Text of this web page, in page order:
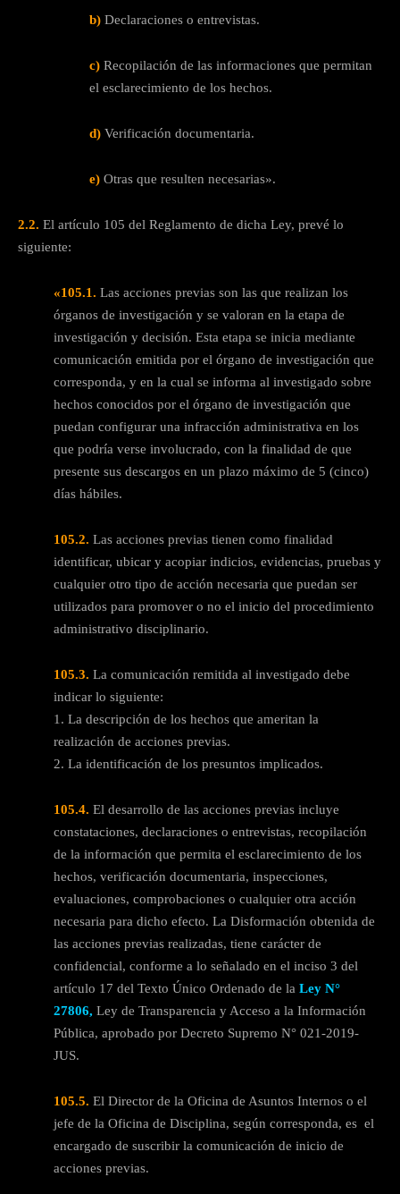
b) Declaraciones o entrevistas.
c) Recopilación de las informaciones que permitan
el esclarecimiento de los hechos.
d) Verificación documentaria.
e) Otras que resulten necesarias».
2.2. El artículo 105 del Reglamento de dicha Ley, prevé lo
siguiente:
«105.1. Las acciones previas son las que realizan los
órganos de investigación y se valoran en la etapa de
investigación y decisión. Esta etapa se inicia mediante
comunicación emitida por el órgano de investigación que
corresponda, y en la cual se informa al investigado sobre
hechos conocidos por el órgano de investigación que
puedan configurar una infracción administrativa en los
que podría verse involucrado, con la finalidad de que
presente sus descargos en un plazo máximo de 5 (cinco)
días hábiles.
105.2. Las acciones previas tienen como finalidad
identificar, ubicar y acopiar indicios, evidencias, pruebas y
cualquier otro tipo de acción necesaria que puedan ser
utilizados para promover o no el inicio del procedimiento
administrativo disciplinario.
105.3. La comunicación remitida al investigado debe
indicar lo siguiente:
1. La descripción de los hechos que ameritan la
realización de acciones previas.
2. La identificación de los presuntos implicados.
105.4. El desarrollo de las acciones previas incluye
constataciones, declaraciones o entrevistas, recopilación
de la información que permita el esclarecimiento de los
hechos, verificación documentaria, inspecciones,
evaluaciones, comprobaciones o cualquier otra acción
necesaria para dicho efecto. La Disformación obtenida de
las acciones previas realizadas, tiene carácter de
confidencial, conforme a lo señalado en el inciso 3 del
artículo 17 del Texto Único Ordenado de la Ley N°
27806, Ley de Transparencia y Acceso a la Información
Pública, aprobado por Decreto Supremo N° 021-2019-
JUS.
105.5. El Director de la Oficina de Asuntos Internos o el
jefe de la Oficina de Disciplina, según corresponda, es el
encargado de suscribir la comunicación de inicio de
acciones previas.